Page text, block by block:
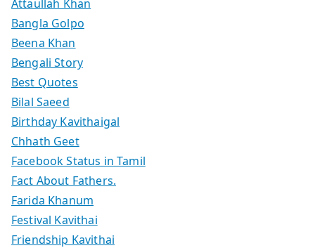
Attaullah Khan
Bangla Golpo
Beena Khan
Bengali Story
Best Quotes
Bilal Saeed
Birthday Kavithaigal
Chhath Geet
Facebook Status in Tamil
Fact About Fathers.
Farida Khanum
Festival Kavithai
Friendship Kavithai